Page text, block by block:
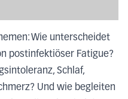
Wie unterscheidet
postinfektiöser Fatigue?
Schlaf,
Und wie begleiten